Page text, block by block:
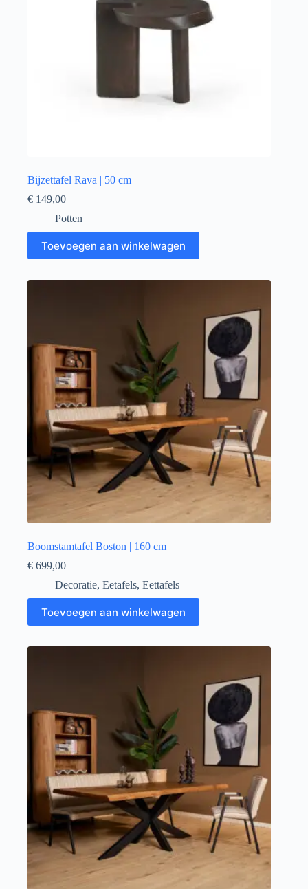
Bijzettafel Rava | 50 cm
€ 149,00
Potten
Toevoegen aan winkelwagen
Boomstamtafel Boston | 160 cm
€ 699,00
Decoratie, Eetafels, Eettafels
Toevoegen aan winkelwagen